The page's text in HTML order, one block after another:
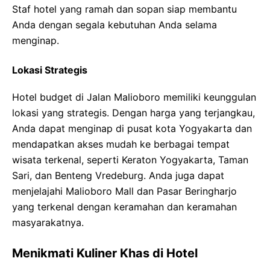
Staf hotel yang ramah dan sopan siap membantu
Anda dengan segala kebutuhan Anda selama
menginap.
Lokasi Strategis
Hotel budget di Jalan Malioboro memiliki keunggulan
lokasi yang strategis. Dengan harga yang terjangkau,
Anda dapat menginap di pusat kota Yogyakarta dan
mendapatkan akses mudah ke berbagai tempat
wisata terkenal, seperti Keraton Yogyakarta, Taman
Sari, dan Benteng Vredeburg. Anda juga dapat
menjelajahi Malioboro Mall dan Pasar Beringharjo
yang terkenal dengan keramahan dan keramahan
masyarakatnya.
Menikmati Kuliner Khas di Hotel